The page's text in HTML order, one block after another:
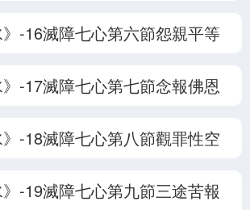
》-16滅障七心第六節怨親平等
》-17滅障七心第七節念報佛恩
》-18滅障七心第八節觀罪性空
》-19滅障七心第九節三途苦報